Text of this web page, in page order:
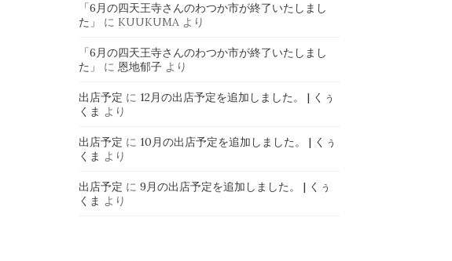
「6月の四天王寺さんのわつか市が終了いたしまし
た」
に KUUKUMAより
「6月の四天王寺さんのわつか市が終了いたしまし
た」
に 恩地郁子より
出店予定 に 12月の出店予定を追加しました。 | くぅ
くま より
出店予定 に 10月の出店予定を追加しました。 | くぅ
くま より
出店予定 に 9月の出店予定を追加しました。 | くぅ
くま より